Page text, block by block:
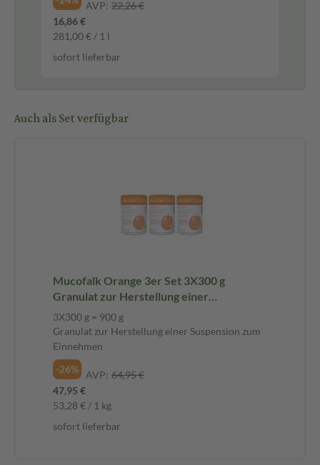
AVP: 22,26 €
16,86 €
281,00 € / 1 l
sofort lieferbar
Auch als Set verfügbar
Mucofalk Orange 3er Set 3X300 g
Granulat zur Herstellung einer
Suspension zum Einnehmen
3X300 g = 900 g
Granulat zur Herstellung einer Suspension zum
Einnehmen
-26%
AVP: 64,95 €
47,95 €
53,28 € / 1 kg
sofort lieferbar